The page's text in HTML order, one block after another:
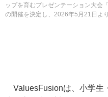
ップを育むプレゼンテーション大会
の開催を決定し、2026年5月21日よ
ValuesFusionは、小学生